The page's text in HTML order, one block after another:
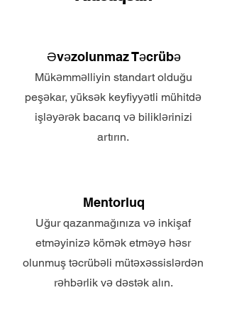
Əvəzolunmaz Təcrübə
Mükəmməlliyin standart olduğu
peşəkar, yüksək keyfiyyətli mühitdə
işləyərək bacarıq və biliklərinizi
artırın.
Mentorluq
Uğur qazanmağınıza və inkişaf
etməyinizə kömək etməyə həsr
olunmuş təcrübəli mütəxəssislərdən
rəhbərlik və dəstək alın.